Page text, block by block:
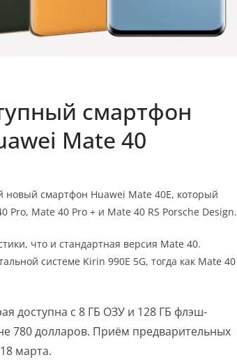
смартфон
Mate 40
новый смартфон Huawei Mate 40E, который
Mate 40 Pro + и Mate 40 RS Porsche Design.
что и стандартная версия Mate 40.
системе Kirin 990E 5G, тогда как Mate 40
доступна с 8 ГБ ОЗУ и 128 ГБ флэш-
780 долларов. Приём предварительных
марта.